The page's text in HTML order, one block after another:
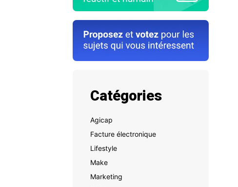
Catégories
Agicap
Facture électronique
Lifestyle
Make
Marketing